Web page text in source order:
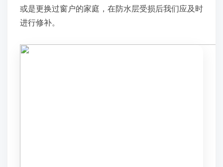
或是更换过窗户的家庭，在防水层受损后我们应及时
进行修补。